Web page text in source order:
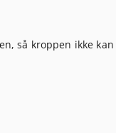
så kroppen ikke kan